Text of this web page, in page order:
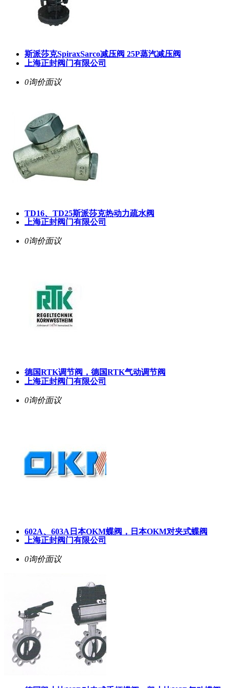
斯派莎克SpiraxSarco减压阀 25P蒸汽减压阀
上海正封阀门有限公司
0询价面议
TD16、TD25斯派莎克热动力疏水阀
上海正封阀门有限公司
0询价面议
德国RTK调节阀，德国RTK气动调节阀
上海正封阀门有限公司
0询价面议
602A、603A日本OKM蝶阀，日本OKM对夹式蝶阀
上海正封阀门有限公司
0询价面议